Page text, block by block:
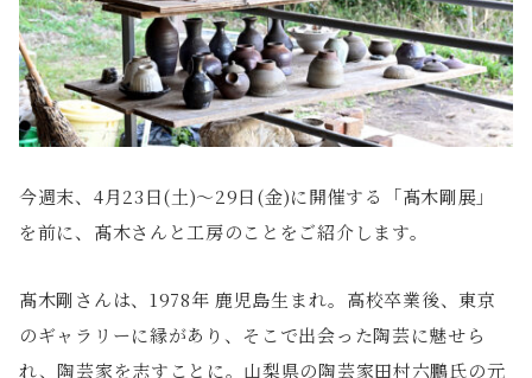
今週末、4月23日(土)〜29日(金)に開催する「髙木剛展」
を前に、髙木さんと工房のことをご紹介します。
髙木剛さんは、1978年 鹿児島生まれ。高校卒業後、東京
のギャラリーに縁があり、そこで出会った陶芸に魅せら
れ、陶芸家を志すことに。山梨県の陶芸家田村六鵬氏の元